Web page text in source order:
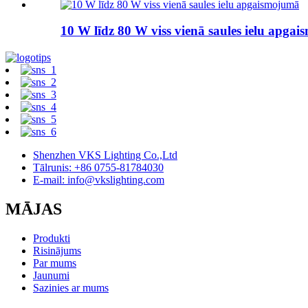
10 W līdz 80 W viss vienā saules ielu
Shenzhen VKS Lighting Co.,Ltd
Tālrunis: +86 0755-81784030
E-mail: info@vkslighting.com
MĀJAS
Produkti
Risinājums
Par mums
Jaunumi
Sazinies ar mums